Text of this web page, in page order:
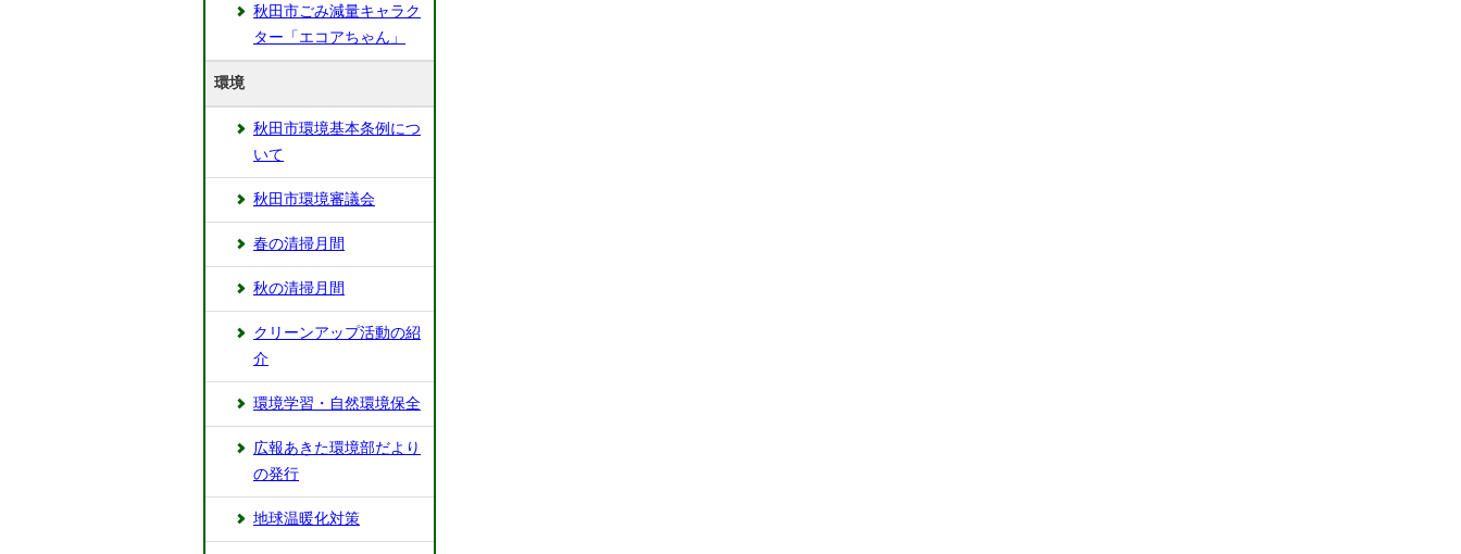
秋田市ごみ減量キャラク
ター「エコアちゃん」
環境
秋田市環境基本条例につ
いて
秋田市環境審議会
春の清掃月間
秋の清掃月間
クリーンアップ活動の紹
介
環境学習・自然環境保全
広報あきた環境部だより
の発行
地球温暖化対策